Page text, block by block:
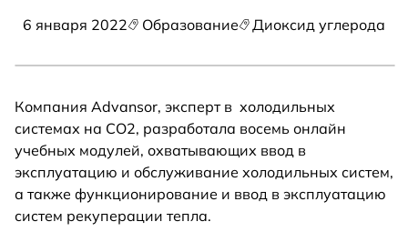
6 января 2022 Образование Диоксид углерода
Компания Advansor, эксперт в холодильных
системах на CO2, разработала восемь онлайн
учебных модулей, охватывающих ввод в
эксплуатацию и обслуживание холодильных систем,
а также функционирование и ввод в эксплуатацию
систем рекуперации тепла.